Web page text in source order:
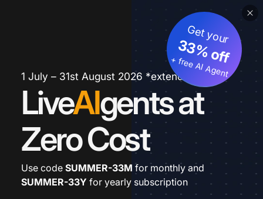
1 July – 31st August 2026 *extended
LiveAIgents at
Zero Cost
Get your
33% off
+ free AI Agent
Use code SUMMER-33M for monthly and
SUMMER-33Y for yearly subscription